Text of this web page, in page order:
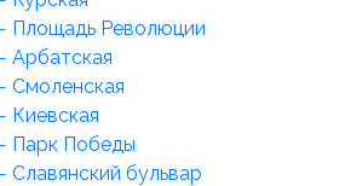
Площадь Революции
Арбатская
Смоленская
Киевская
Парк Победы
Славянский бульвар